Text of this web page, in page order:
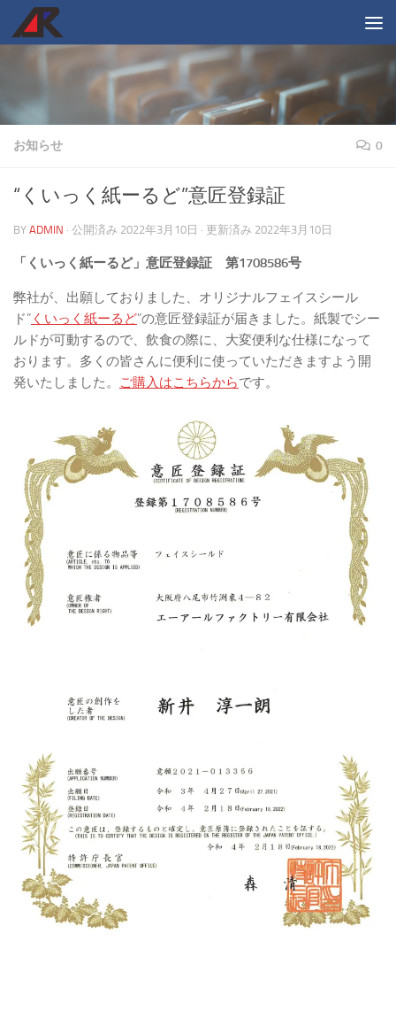
コンテンツへスキップ
お知らせ 0
“くいっく紙ーるど”意匠登録証
BY ADMIN · 公開済み 2022年3月10日 · 更新済み 2022年3月10日
「くいっく紙ーるど」意匠登録証 第1708586号
弊社が、出願しておりました、オリジナルフェイスシール
ド” くいっく紙ーるど”の意匠登録証が届きました。紙製でシー
ルドが可動するので、飲食の際に、大変便利な仕様になって
おります。多くの皆さんに便利に使っていただきますよう開
発いたしました。
ご購入はこちらからです。